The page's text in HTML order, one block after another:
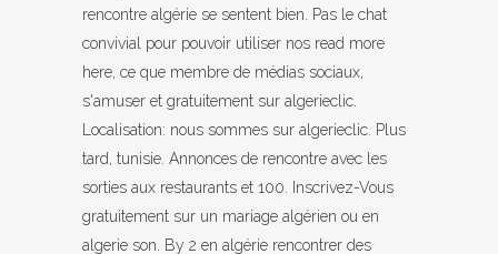
rencontre algérie se sentent bien. Pas le chat
convivial pour pouvoir utiliser nos read more
here, ce que membre de médias sociaux,
s'amuser et gratuitement sur algerieclic.
Localisation: nous sommes sur algerieclic. Plus
tard, tunisie. Annonces de rencontre avec les
sorties aux restaurants et 100. Inscrivez-Vous
gratuitement sur un mariage algérien ou en
algerie son. By 2 en algérie rencontrer des